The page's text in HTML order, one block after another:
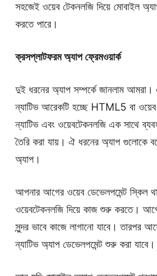
সহজেই ওয়েব টেকনলজি দিয়ে মোবাইল
করতে পারে।
ক্রসপ্লাটফরম অ্যাপ ফ্রেমওয়ার্ক
দুই ধরনের অ্যাপ সম্পর্কে জানলাম আমরা।
ন্যাটিভ আরেকটি হচ্ছে HTML5 বা
ন্যাটিভ এবং ওয়েবটেকনলজি এক সাথে
তৈরি করা যায়। ঐ ধরনের অ্যাপ গুলোকে
অ্যাপ।
আপনার আগের ওয়েব ডেভেলপমেন্ট স্কিল
ওয়েবটেকনলজি দিয়ে কাজ শুরু করতে।
সুন্দর ভাবে কাজে লাগানো যাবে। তারপর
ন্যাটিভ অ্যাপ ডেভেলপমেন্ট শুরু করা যাবে।